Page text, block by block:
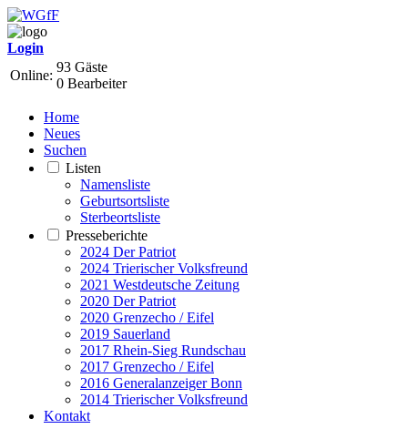
Login
Online:
93 Gäste
0 Bearbeiter
Home
Neues
Suchen
Listen
Namensliste
Geburtsortsliste
Sterbeortsliste
Presseberichte
2024 Der Patriot
2024 Trierischer Volksfreund
2021 Westdeutsche Zeitung
2020 Der Patriot
2020 Grenzecho / Eifel
2019 Sauerland
2017 Rhein-Sieg Rundschau
2017 Grenzecho / Eifel
2016 Generalanzeiger Bonn
2014 Trierischer Volksfreund
Kontakt